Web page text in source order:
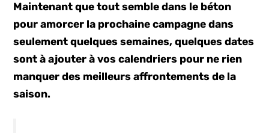
Maintenant que tout semble dans le béton
pour amorcer la prochaine campagne dans
seulement quelques semaines, quelques dates
sont à ajouter à vos calendriers pour ne rien
manquer des meilleurs affrontements de la
saison.